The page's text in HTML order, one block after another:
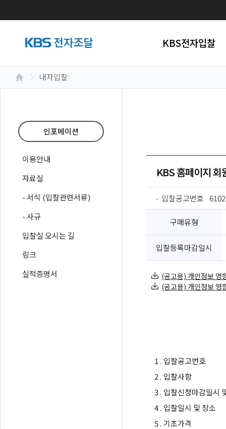
KBS전자입찰
내자입찰
인포메이션
이용안내
자료실
- 서식 (입찰관련서류)
- 사규
입찰실 오시는 길
링크
실적증명서
KBS 홈페이지 회
입찰공고번호
구매유형
입찰등록마감일시
(공고용) 개인정보
(공고용) 개인정보
1 . 입찰공고번호
2 . 입찰사항
3 . 입찰신청마감일시
4 . 입찰일시 및 장소
5 . 기초가격